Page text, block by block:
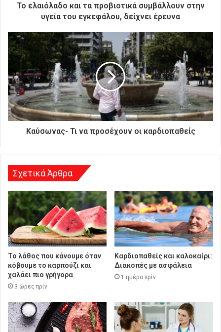
κ
ή
α
ς
δ
ι
ε
υ
η
Το ελαιόλαδο και τα προβιοτικά συμβάλλουν στην
υγεία του εγκεφάλου, δείχνει έρευνα
Καύσωνας- Τι να προσέχουν οι καρδιοπαθείς
Σχετικά Άρθρα
Το λάθος που κάνουμε όταν
κόβουμε το καρπούζι και
χαλάει πιο γρήγορα
3 ώρες πρίν
Καρδιοπαθείς και καλοκαίρι:
Διακοπές με ασφάλεια
1 ημέρα πρίν